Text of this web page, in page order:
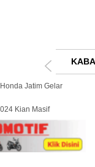
Jatim Gelar
Kian Masif